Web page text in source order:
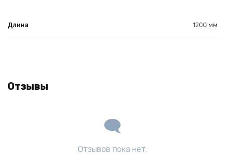
Длина 1200 мм
Отзывы
Отзывов пока нет.